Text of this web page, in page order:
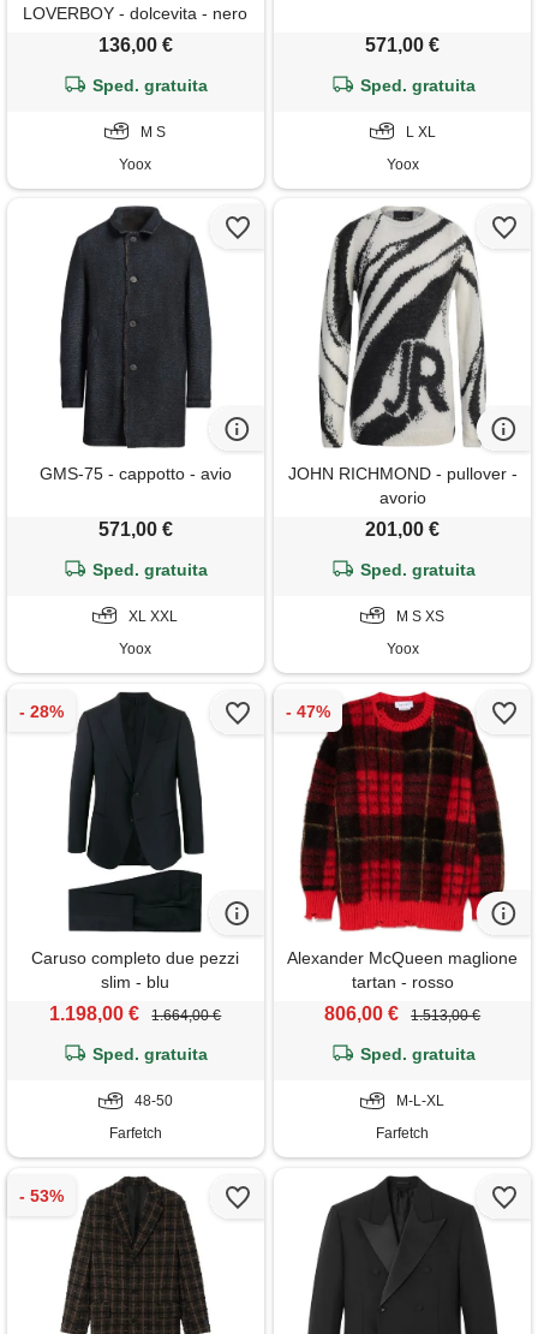
LOVERBOY - dolcevita - nero
136,00 €
Sped. gratuita
M S
Yoox
571,00 €
Sped. gratuita
L XL
Yoox
GMS-75 - cappotto - avio
571,00 €
Sped. gratuita
XL XXL
Yoox
JOHN RICHMOND - pullover -
avorio
201,00 €
Sped. gratuita
M S XS
Yoox
Caruso completo due pezzi
slim - blu
1.198,00 € 1.664,00 €
Sped. gratuita
48-50
Farfetch
Alexander McQueen maglione
tartan - rosso
806,00 € 1.513,00 €
Sped. gratuita
M-L-XL
Farfetch